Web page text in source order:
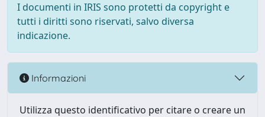
I documenti in IRIS sono protetti da copyright e
tutti i diritti sono riservati, salvo diversa
indicazione.
Informazioni
Utilizza questo identificativo per citare o creare un